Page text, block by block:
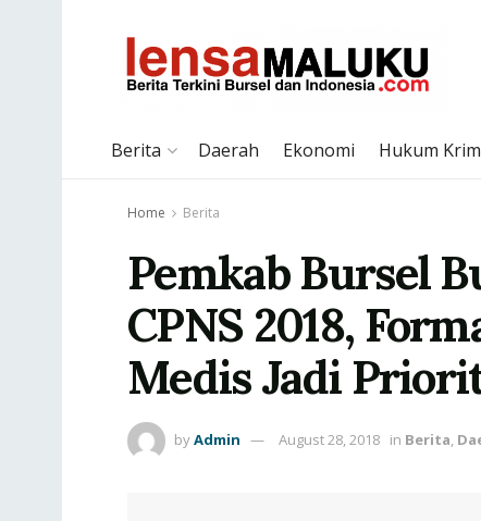
Berita Daerah Ekonomi Hukum
Home Berita
Pemkab Bursel
CPNS 2018,
Medis Jadi
byAdmin August 28, 2018 in Berita,